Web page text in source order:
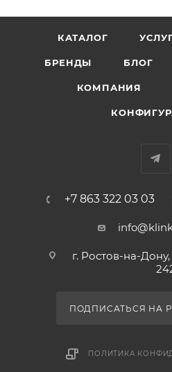
КАТАЛОГ
БРЕНДЫ БЛОГ
КОМПАНИЯ
+7 863 322 03 03
г. Ростов-на-
ПОДПИСАТЬСЯ НА
ПОЛИТИКА